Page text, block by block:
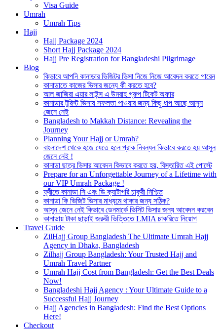
Visa Guide
Umrah
Umrah Tips
Hajj
Hajj Package 2024
Short Hajj Package 2024
Hajj Pre Registration for Bangladeshi Pilgrimage
Blog
কিভাবে আপনি কানাডার ভিজিটর ভিসা নিজে নিজে আবেদন করতে পারেন
কানাডাতে কাজের ভিসার জন্যে কী করতে হবে?
আল জাজিরা এয়ার লাইন্স এ উমরাহ গ্রুপ টিকেট অফার
কানাডার টুরিস্ট ভিসায় সফলতা পাওয়ার জন্য কিছু ধাপ আছে আসুন
জেনে নেই
Bangladesh to Makkah Distance: Revealing the
Journey
Planning Your Hajj or Umrah?
বাংলাদেশ থেকে হজে যেতে হলে প্রাক নিবন্ধন কিভাবে করতে হয় আসুন
জেনে নেই !
কানাডা ছাত্র ভিসার আবেদন কিভাবে করতে হয়, বিস্তারিত এই পোস্টে
Prepare for an Unforgettable Journey of a Lifetime with
our VIP Umrah Package !
ফ্রীতে কানাডা সি এবং ডি ক্যাটাগরি চাকুরী নিশ্চিত
কানাডা কি ভিজিট ভিসার মাধ্যমে থাকার জন্য সঠিক?
আসুন জেনে নেই কিভাবে ডেনমার্কে ভিসিট ভিসার জন্য আবেদন করবেন
কানাডায় টাকা ছাড়াই জরুরী ভিত্তিতে LMIA চাকরিতে নিয়োগ
Travel Guide
ZilHajj Group Bangladesh The Ultimate Umrah Hajj
Agency in Dhaka, Bangladesh
Zilhajj Group Bangladesh: Your Trusted Hajj and
Umrah Travel Partner
Umrah Hajj Cost from Bangladesh: Get the Best Deals
Now!
Bangladeshi Hajj Agency : Your Ultimate Guide to a
Successful Hajj Journey
Hajj Agencies in Bangladesh: Find the Best Options
Here!
Checkout